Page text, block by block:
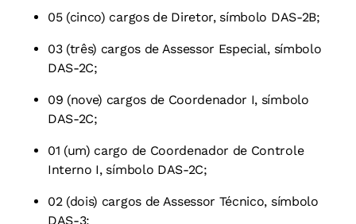
05 (cinco) cargos de Diretor, símbolo DAS-2B;
03 (três) cargos de Assessor Especial, símbolo
DAS-2C;
09 (nove) cargos de Coordenador I, símbolo
DAS-2C;
01 (um) cargo de Coordenador de Controle
Interno I, símbolo DAS-2C;
02 (dois) cargos de Assessor Técnico, símbolo
DAS-3;